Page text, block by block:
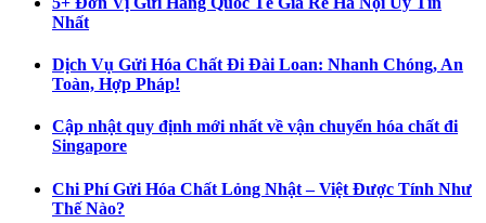
Nhất
Dịch Vụ Gửi Hóa Chất Đi Đài Loan: Nhanh Chóng, An
Toàn, Hợp Pháp!
Cập nhật quy định mới nhất về vận chuyển hóa chất đi
Singapore
Chi Phí Gửi Hóa Chất Lỏng Nhật – Việt Được Tính Như
Thế Nào?